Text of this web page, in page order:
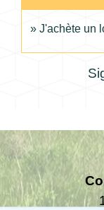
J'achète un